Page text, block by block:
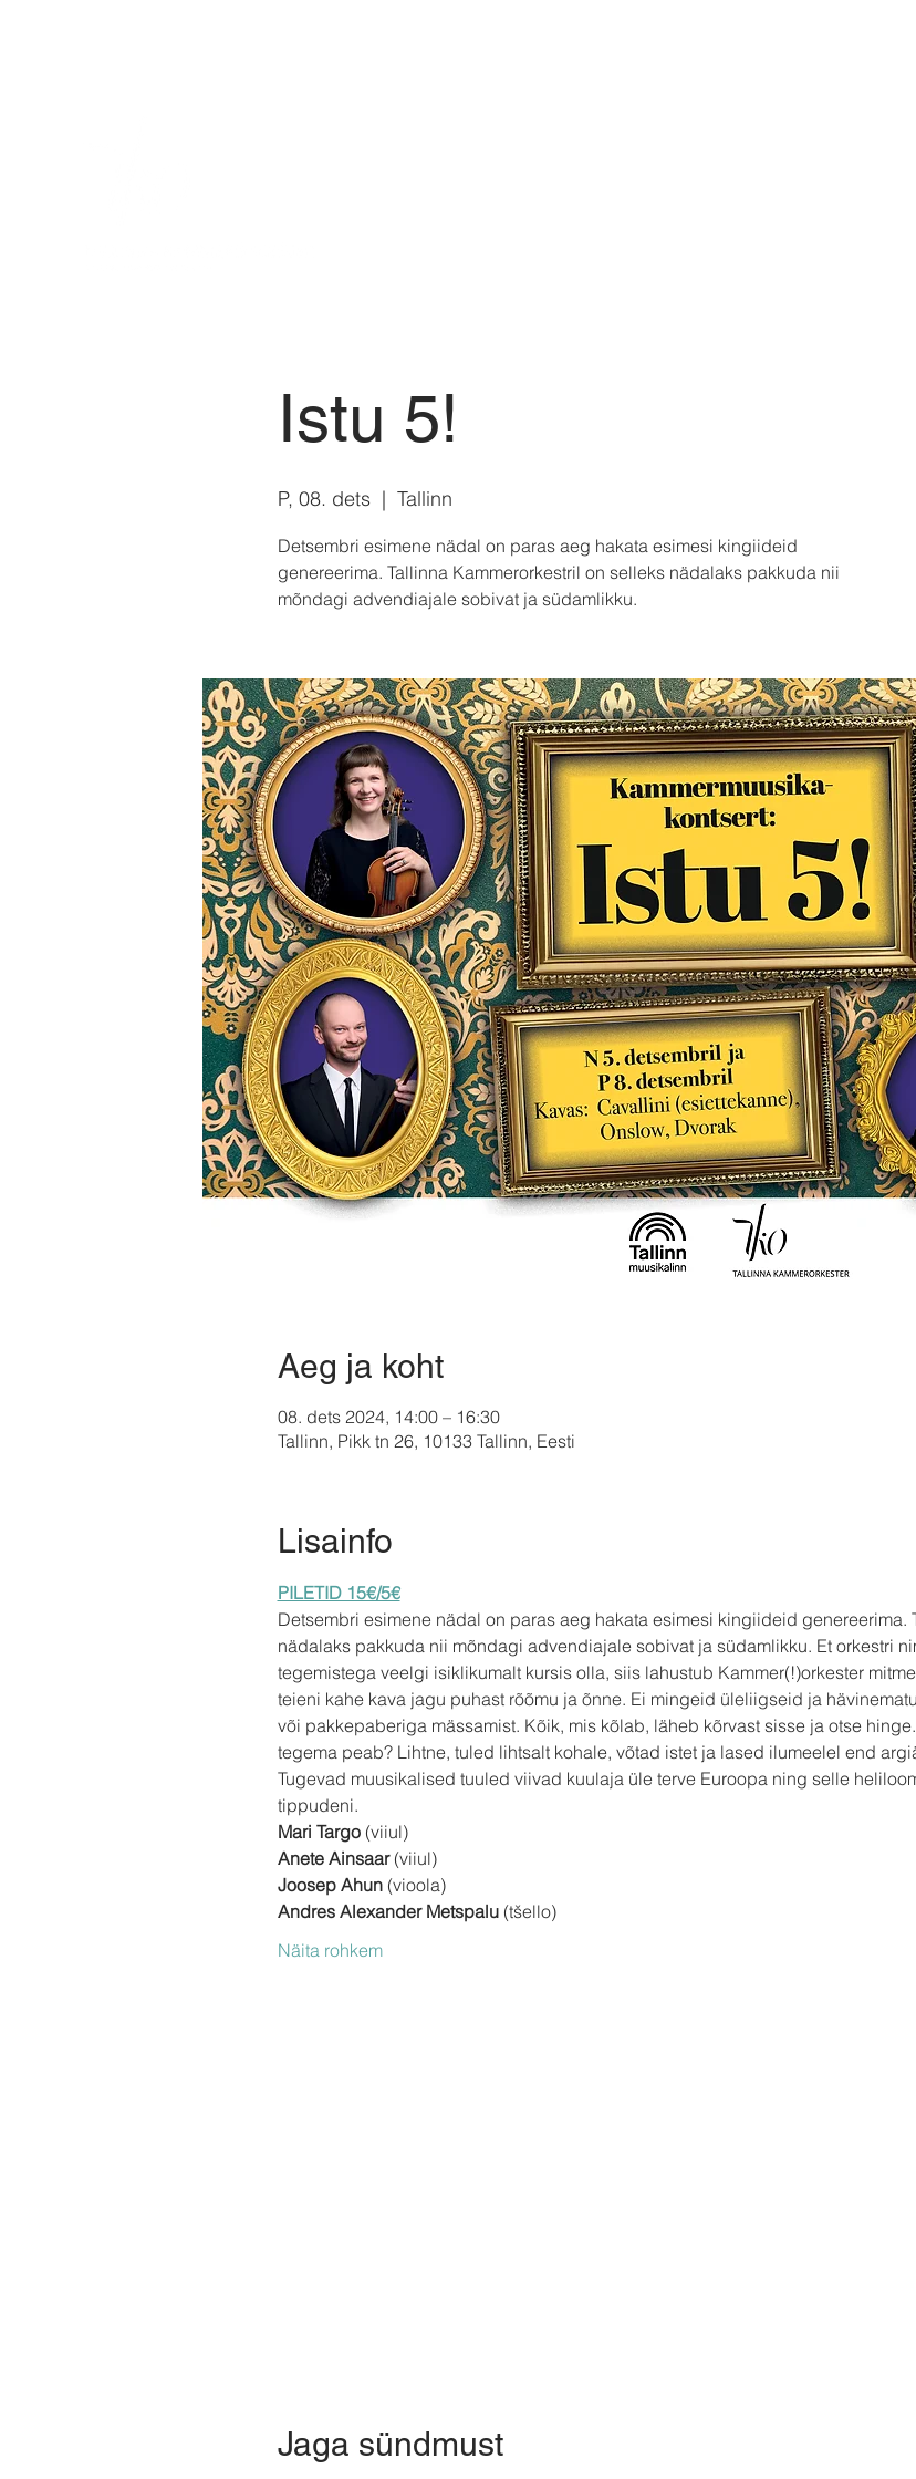
Istu 5!
P, 08. dets
  |
Tallinn
Detsembri esimene nädal on paras aeg hakata esimesi kingiideid
genereerima. Tallinna Kammerorkestril on selleks nädalaks pakkuda nii
mõndagi advendiajale sobivat ja südamlikku.
Aeg ja koht
08. dets 2024, 14:00 – 16:30
Tallinn, Pikk tn 26, 10133 Tallinn, Eesti
Lisainfo
PILETID 15€/5€
Detsembri esimene nädal on paras aeg hakata esimesi kingiideid genereerima.
nädalaks pakkuda nii mõndagi advendiajale sobivat ja südamlikku. Et orkestri
tegemistega veelgi isiklikumalt kursis olla, siis lahustub Kammer(!)orkester
teieni kahe kava jagu puhast rõõmu ja õnne. Ei mingeid üleliigseid ja
või pakkepaberiga mässamist. Kõik, mis kõlab, läheb kõrvast sisse ja otse
tegema peab? Lihtne, tuled lihtsalt kohale, võtad istet ja lased ilumeelel end
Tugevad muusikalised tuuled viivad kuulaja üle terve Euroopa ning selle
tippudeni.
Mari Targo (viiul)
Anete Ainsaar (viiul)
Joosep Ahun (vioola)
Andres Alexander Metspalu (tšello)
Näita rohkem
Jaga sündmust